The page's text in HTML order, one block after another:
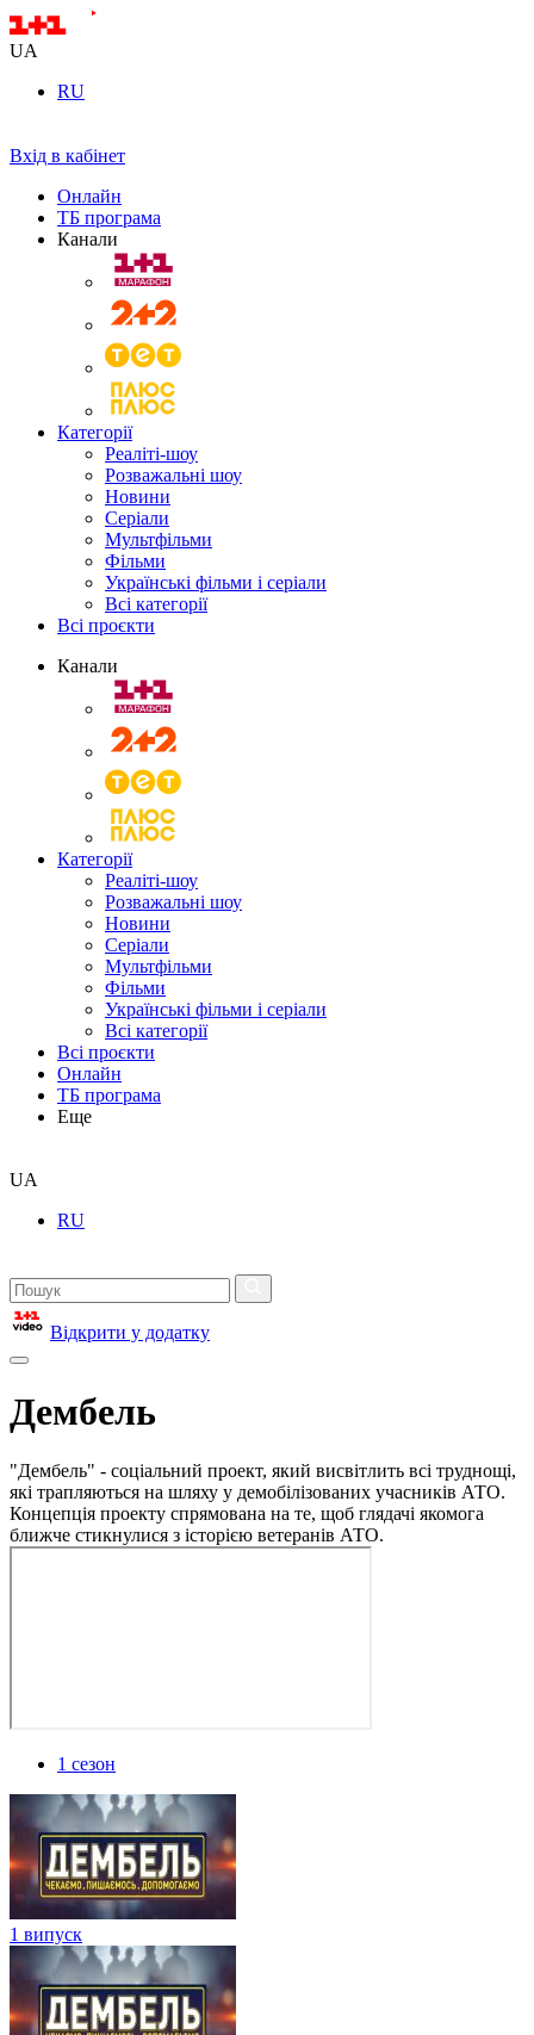
UA
RU
Вхід в кабінет
Онлайн
ТБ програма
Канали
Категорії
Реаліті-шоу
Розважальні шоу
Новини
Серіали
Мультфільми
Фільми
Українські фільми і серіали
Всі категорії
Всі проєкти
Канали
Категорії
Реаліті-шоу
Розважальні шоу
Новини
Серіали
Мультфільми
Фільми
Українські фільми і серіали
Всі категорії
Всі проєкти
Онлайн
ТБ програма
Еще
UA
RU
Відкрити у додатку
Дембель
"Дембель" - соціальний проект, який висвітлить всі труднощі,
які трапляються на шляху у демобілізованих учасників АТО.
Концепція проекту спрямована на те, щоб глядачі якомога
ближче стикнулися з історією ветеранів АТО.
1 сезон
1 випуск